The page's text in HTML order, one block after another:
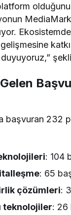
olduğunu
başvuran 232
: 104
: 65
çözümleri:
teknolojiler: 26